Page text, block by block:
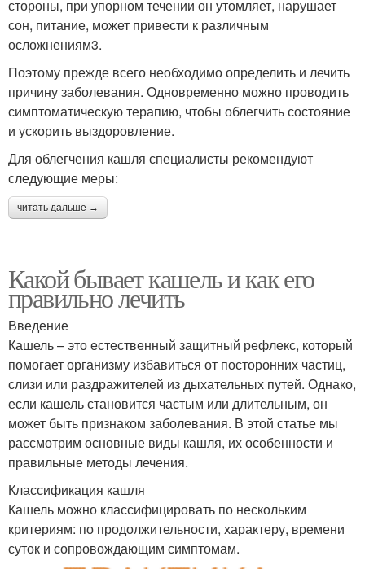
стороны, при упорном течении он утомляет, нарушает
сон, питание, может привести к различным
осложнениям3.
Поэтому прежде всего необходимо определить и лечить
причину заболевания. Одновременно можно проводить
симптоматическую терапию, чтобы облегчить состояние
и ускорить выздоровление.
Для облегчения кашля специалисты рекомендуют
следующие меры:
читать дальше →
Какой бывает кашель и как его
правильно лечить
Введение
Кашель – это естественный защитный рефлекс, который
помогает организму избавиться от посторонних частиц,
слизи или раздражителей из дыхательных путей. Однако,
если кашель становится частым или длительным, он
может быть признаком заболевания. В этой статье мы
рассмотрим основные виды кашля, их особенности и
правильные методы лечения.
Классификация кашля
Кашель можно классифицировать по нескольким
критериям: по продолжительности, характеру, времени
суток и сопровождающим симптомам.